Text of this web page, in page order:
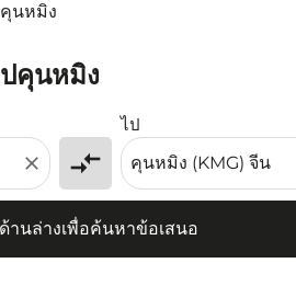
นหมิง
คุนหมิง
close compare_arrows
ไป
านล่างเพื่อค้นหาข้อเสนอ
ล่างเพื่อค้นหาข้อเสนอ